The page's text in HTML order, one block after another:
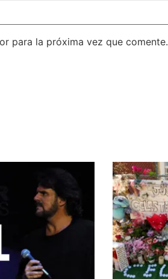
para la próxima vez que comente.